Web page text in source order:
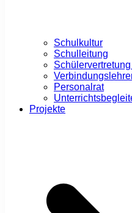
Schulkultur
Schulleitung
Personalrat
Projekte